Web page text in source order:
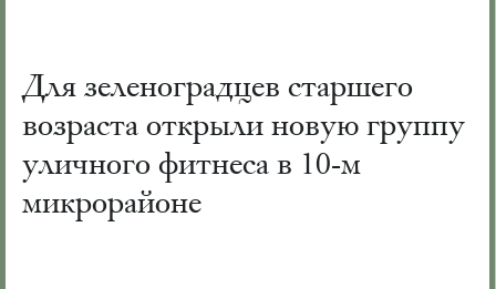
Для зеленоградцев старшего
возраста открыли новую группу
уличного фитнеса в 10-м
микрорайоне